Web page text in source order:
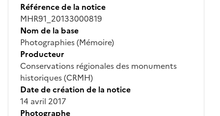
Référence de la notice
MHR91_20133000819
Nom de la base
Photographies (Mémoire)
Producteur
Conservations régionales des monuments
historiques (CRMH)
Date de création de la notice
14 avril 2017
Photographe